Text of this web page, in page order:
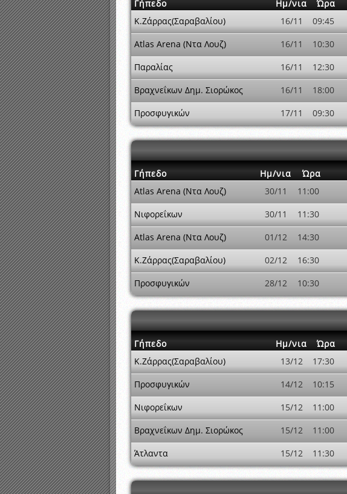
Γήπεδο
Ημ/νια Ώρα
Κ.Ζάρρας(Σαραβαλίου)
16/11 09:45
Atlas Arena (Ντα Λουζ)
16/11 10:30
Παραλίας
16/11 12:30
Βραχνεΐκων Δημ. Σιορώκος
16/11 18:00
Προσφυγικών
17/11 09:30
Γήπεδο
Ημ/νια Ώρα
Atlas Arena (Ντα Λουζ)
30/11 11:00
Νιφορεΐκων
30/11 11:30
Atlas Arena (Ντα Λουζ)
01/12 14:30
Κ.Ζάρρας(Σαραβαλίου)
02/12 16:30
Προσφυγικών
28/12 10:30
Γήπεδο
Ημ/νια Ώρα
Κ.Ζάρρας(Σαραβαλίου)
13/12 17:30
Προσφυγικών
14/12 10:15
Νιφορεΐκων
15/12 11:00
Βραχνεΐκων Δημ. Σιορώκος
15/12 11:00
Άτλαντα
15/12 11:30